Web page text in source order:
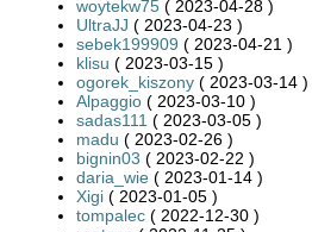
woytekw75 ( 2023-04-28 )
UltraJJ ( 2023-04-23 )
sebek199909 ( 2023-04-21 )
klisu ( 2023-03-15 )
ogorek_kiszony ( 2023-03-14 )
Alpaggio ( 2023-03-10 )
sadas111 ( 2023-03-05 )
madu ( 2023-02-26 )
bignin03 ( 2023-02-22 )
daria_wie ( 2023-01-14 )
Xigi ( 2023-01-05 )
tompalec ( 2022-12-30 )